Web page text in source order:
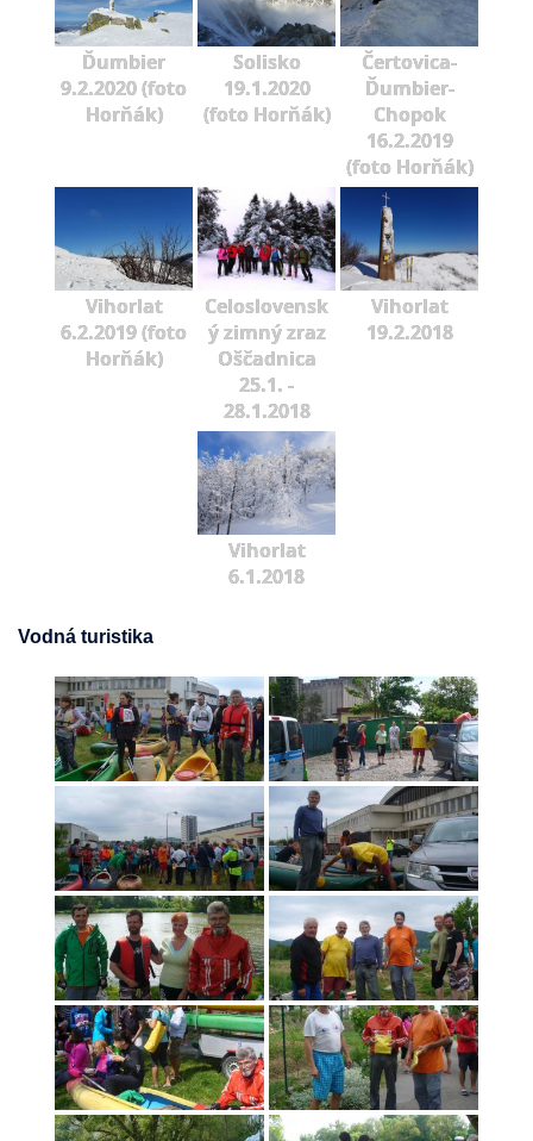
Ďumbier
9.2.2020 (foto
Horňák)
Solisko
19.1.2020
(foto Horňák)
Čertovica-
Ďumbier-
Chopok
16.2.2019
(foto Horňák)
Vihorlat
6.2.2019 (foto
Horňák)
Celoslovensk
ý zimný zraz
Oščadnica
25.1. -
28.1.2018
Vihorlat
19.2.2018
Vihorlat
6.1.2018
Vodná turistika